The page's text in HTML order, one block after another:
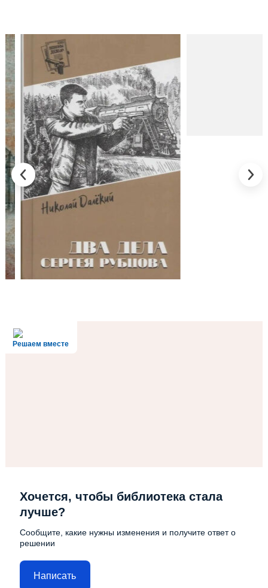
Решаем вместе
Хочется, чтобы библиотека стала
лучше?
Сообщите, какие нужны изменения и получите ответ о
решении
Написать